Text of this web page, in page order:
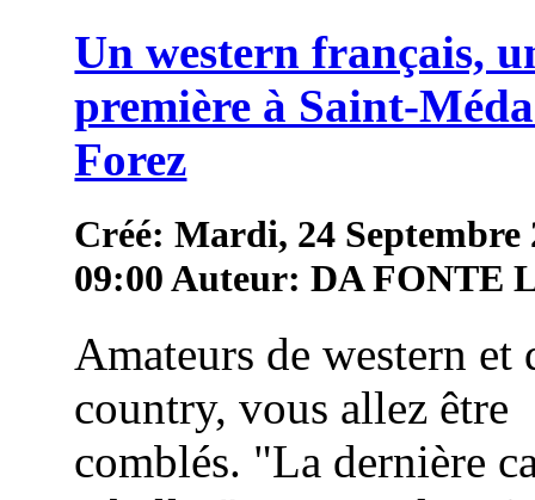
Un western français,
première à Saint-
Forez
Créé: Mardi, 24 Septembre
09:00Auteur: DA FONTE
Amateurs de western et
country, vous allez être
comblés. "La dernière